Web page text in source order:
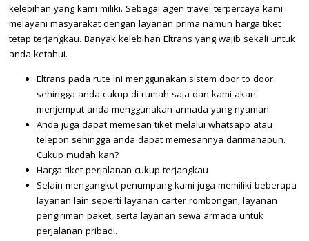
kelebihan yang kami miliki. Sebagai agen travel terpercaya kami
melayani masyarakat dengan layanan prima namun harga tiket
tetap terjangkau. Banyak kelebihan Eltrans yang wajib sekali untuk
anda ketahui.
Eltrans pada rute ini menggunakan sistem door to door
sehingga anda cukup di rumah saja dan kami akan
menjemput anda menggunakan armada yang nyaman.
Anda juga dapat memesan tiket melalui whatsapp atau
telepon sehingga anda dapat memesannya darimanapun.
Cukup mudah kan?
Harga tiket perjalanan cukup terjangkau
Selain mengangkut penumpang kami juga memiliki beberapa
layanan lain seperti layanan carter rombongan, layanan
pengiriman paket, serta layanan sewa armada untuk
perjalanan pribadi.